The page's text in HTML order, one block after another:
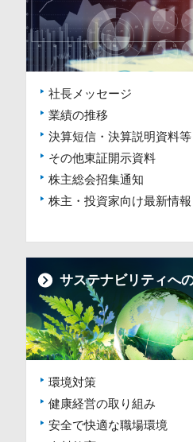
社長メッセージ
業績の推移
決算短信・決算説明資料等
その他東証開示資料
株主総会招集通知
株主・投資家向け最新情報
サステナビリティへ
環境対策
健康経営の取り組み
安全で快適な職場環境